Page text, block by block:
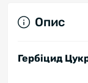
Опис
Гербіцид